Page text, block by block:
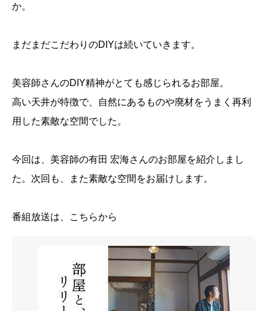
か。
まだまだこだわりのDIYは続いていきます。
美容師さんのDIY精神がとても感じられるお部屋。
高い天井が特徴で、自然にあるものや廃材をうまく再利
用した素敵な空間でした。
今回は、美容師の有田 宏海さんのお部屋を紹介しまし
た。次回も、また素敵な空間をお届けします。
番組放送は、こちらから